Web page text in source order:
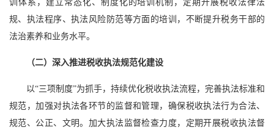
训体系，建立常态化、制度化的培训机制，定期开展税收法律法
规、执法程序、执法风险防范等方面的培训，不断提升税务干部的
法治素养和业务水平。
（二）深入推进税收执法规范化建设
以“三项制度”为抓手，持续优化税收执法流程，完善执法标准和
规范，加强对执法各环节的监督和管理，确保税收执法行为合法、
规范、公正、文明。加大执法监督检查力度，定期开展税收执法督